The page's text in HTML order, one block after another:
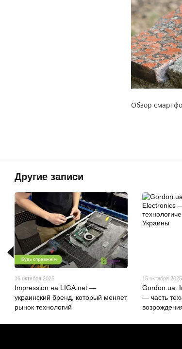
Обзор
Другие записи
16 октября 2025
Impression на LIGA.net —
украинский бренд, который меняет
рынок технологий
15 октября 2025
Gordon.ua:
— часть